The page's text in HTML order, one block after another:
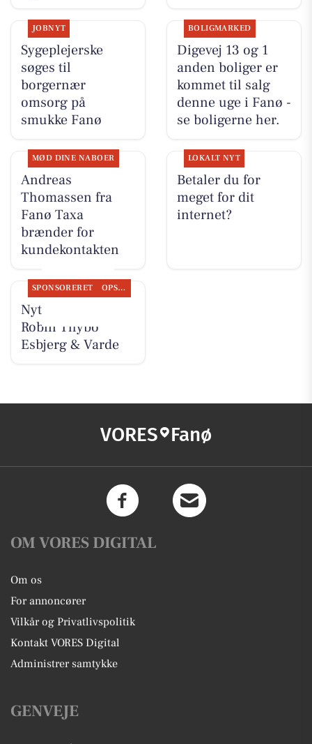
JOBNYT
Sygeplejerske
søges til
borgernær
omsorg på
smukke Fanø
BOLIGMARKED
Digevej 13 og 1
anden boliger er
kommet til salg
denne uge i Fanø -
se boligerne her.
MØD DINE NABOER
Andreas
Thomassen fra
Fanø Taxa
brænder for
kundekontakten
LOKALT NYT
Betaler du for
meget for dit
internet?
SPONSORERET OPSLAGSTAVLEN
Nyt fra ESTATE
Robin Thybo
Esbjerg & Varde
VORES Fanø
OM VORES DIGITAL
Om os
For annoncører
Vilkår og Privatlivspolitik
Kontakt VORES Digital
Administrer samtykke
GENVEJE